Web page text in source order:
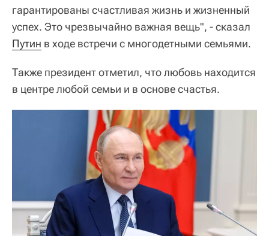
гарантированы счастливая жизнь и жизненный
успех. Это чрезвычайно важная вещь", - сказал
Путин в ходе встречи с многодетными семьями.
Также президент отметил, что любовь находится
в центре любой семьи и в основе счастья.